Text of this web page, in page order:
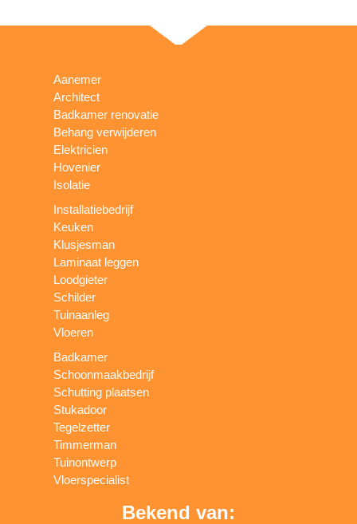
Aanemer
Architect
Badkamer renovatie
Behang verwijderen
Elektricien
Hovenier
Isolatie
Installatiebedrijf
Keuken
Klusjesman
Laminaat leggen
Loodgieter
Schilder
Tuinaanleg
Vloeren
Badkamer
Schoonmaakbedrijf
Schutting plaatsen
Stukadoor
Tegelzetter
Timmerman
Tuinontwerp
Vloerspecialist
Bekend van: